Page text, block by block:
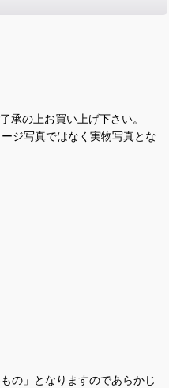
承の上お買い上げ下さい。
ジ写真ではなく実物写真とな
の」となりますのであらかじ